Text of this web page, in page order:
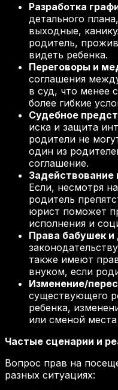
Разработка
детального
выходные,
родитель,
видеть ребенка.
Переговоры и
соглашения
в суд, что менее
более гибкие
Судебное
иска и защита
родители не
один из
соглашение.
Задействование
Если, несмотря
родитель
юрист поможет
исполнения и
Права бабушек
также имеют
внуком, если
Изменение/
существующего
ребенка,
или сменой
Частые сценарии и
Вопрос прав на
разных ситуациях: